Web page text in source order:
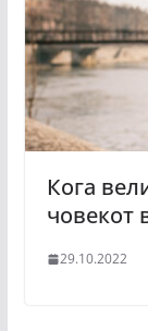
Кога
човекот
29.10.2022